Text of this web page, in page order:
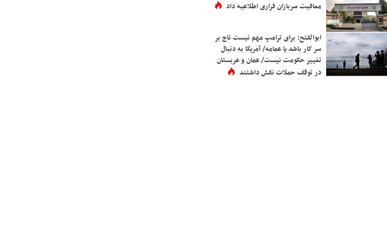
معافیت سربازان فراری اطلاعیه داد
ابوالفتح: برای ترامپ مهم نیست تاج بر
سر کار باشد یا عمامه/ آمریکا به دنبال
تغییر حکومت نیست/ عمان و عربستان
در توقف حملات نقش داشتند